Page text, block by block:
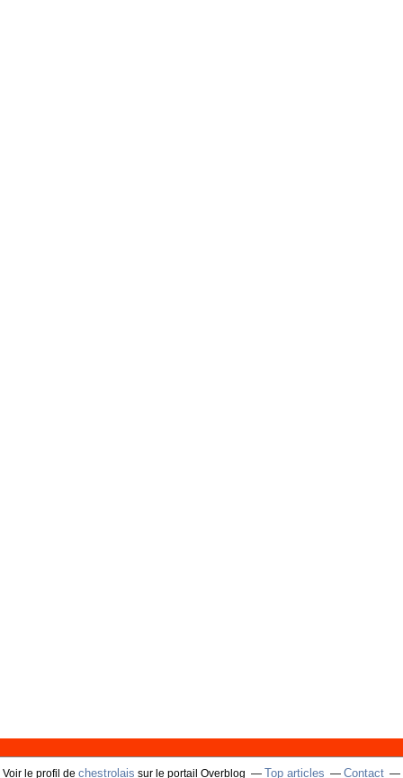
Voir le profil de chestrolais sur le portail Overblog Top articles Contact